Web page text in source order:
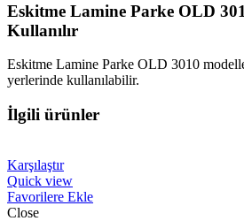
Eskitme Lamine Parke OLD
Kullanılır
Eskitme Lamine Parke OLD 3010
yerlerinde kullanılabilir.
İlgili ürünler
Karşılaştır
Quick view
Favorilere Ekle
Close